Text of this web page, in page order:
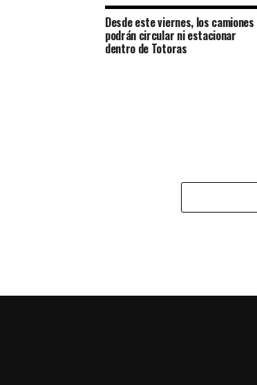
Desde este viernes, los camiones
podrán circular ni estacionar
dentro de Totoras